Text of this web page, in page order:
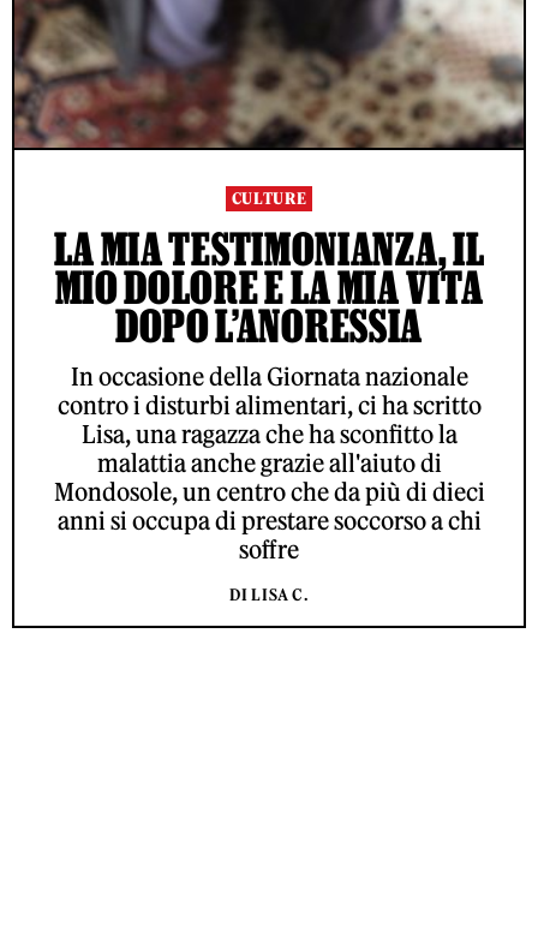
CULTURE
LA MIA TESTIMONIANZA, IL
MIO DOLORE E LA MIA VITA
DOPO L’ANORESSIA
In occasione della Giornata nazionale
contro i disturbi alimentari, ci ha scritto
Lisa, una ragazza che ha sconfitto la
malattia anche grazie all'aiuto di
Mondosole, un centro che da più di dieci
anni si occupa di prestare soccorso a chi
soffre
DI LISA C.